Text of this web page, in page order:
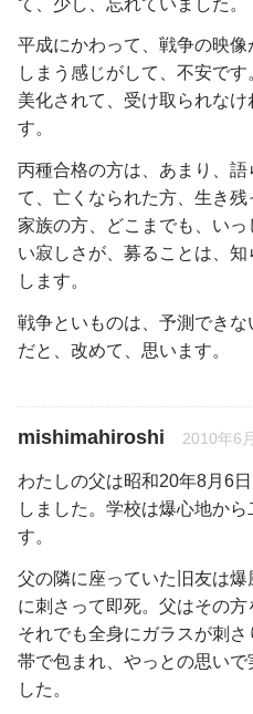
平成にかわって、戦争の映
しまう感じがして、不安です
美化されて、受け取られな
す。
丙種合格の方は、あまり、
て、亡くなられた方、生き
家族の方、どこまでも、い
い寂しさが、募ることは、
します。
戦争といものは、予測でき
だと、改めて、思います。
mishimahiroshi 2010年6
わたしの父は昭和20年8月6
しました。学校は爆心地か
す。
父の隣に座っていた旧友は
に刺さって即死。父はその方
それでも全身にガラスが刺
帯で包まれ、やっとの思い
した。